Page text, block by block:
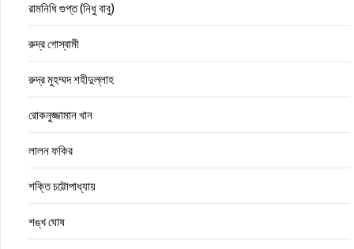
রামনিধি গুপ্ত (নিধু বাবু)
রুদ্র গোস্বামী
রুদ্র মুহম্মদ শহীদুল্লাহ
রোকনুজ্জামান খান
লালন ফকির
শক্তি চট্টোপাধ্যায়
শঙ্খ ঘোষ